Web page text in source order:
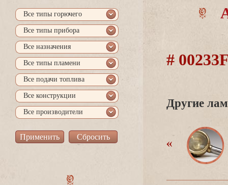
се типы горючего
се типы прибора
се назначения
се типы пламени
се подачи топлива
се конструкции
се производители
#
Другие